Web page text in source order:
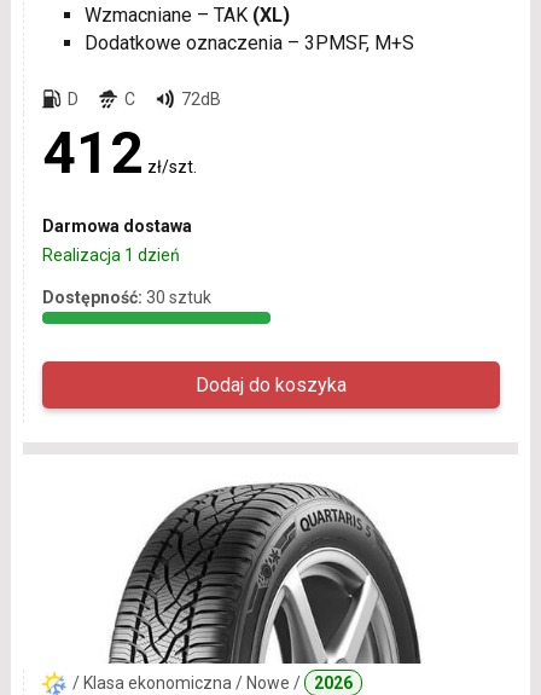
Wzmacniane – TAK (XL)
Dodatkowe oznaczenia – 3PMSF, M+S
D C 72dB
412 zł/szt.
Darmowa dostawa
Realizacja 1 dzień
Dostępność: 30 sztuk
/ Klasa ekonomiczna / Nowe / 2026